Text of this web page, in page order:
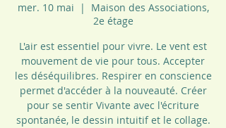
mer. 10 mai
  |
Maison des Associations,
2e étage
L'air est essentiel pour vivre. Le vent est
mouvement de vie pour tous. Accepter
les déséquilibres. Respirer en conscience
permet d'accéder à la nouveauté. Créer
pour se sentir Vivante avec l'écriture
spontanée, le dessin intuitif et le collage.